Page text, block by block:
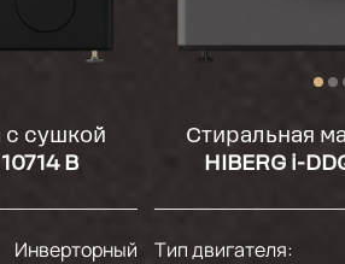
с сушкой
B
Инверторный
Стиральная
HIBERG i-
Тип двигателя: